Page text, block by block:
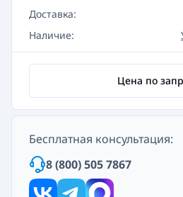
Доставка:
Наличие:
Цена по
Бесплатная консультация:
8 (800) 505 7867